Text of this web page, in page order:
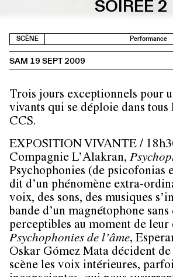
SOIRÉE 2
SCÈNE Performance
SAM 19 SEPT 2009
Trois jours exceptionnels pour
vivants qui se déploie dans tous
CCS.
EXPOSITION VIVANTE /
Compagnie L’Alakran,
Psychophonies (de psicofonias
dit d’un phénomène extra-
voix, des sons, des musiques
bande d’un magnétophone
perceptibles au moment de leur
Psychophonies de l’âme,
Oskar Gómez Mata décident
scène les voix intérieures,